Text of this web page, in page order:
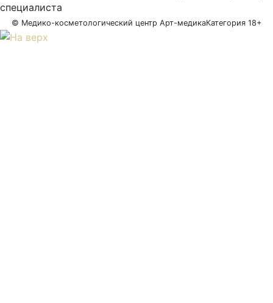
специалиста
© Медико-косметологический центр Арт-медикаКатегория 18+